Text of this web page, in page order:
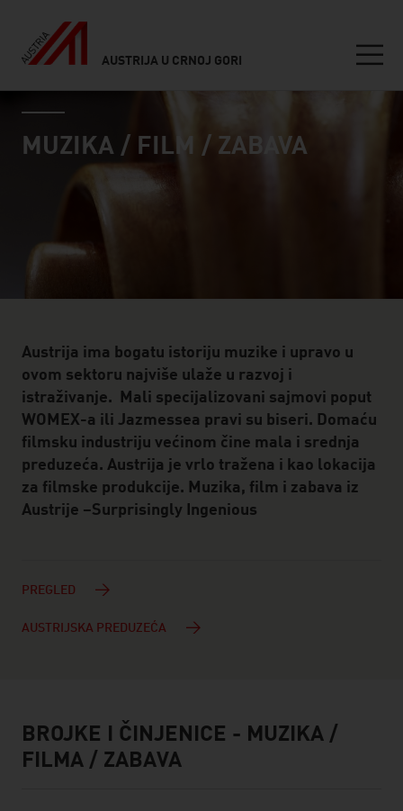
AUSTRIJA U CRNOJ GORI
Inhalt
industry page
MUZIKA / FILM / ZABAVA
Austrija ima bogatu istoriju muzike i upravo u
ovom sektoru najviše ulaže u razvoj i
istraživanje. Mali specijalizovani sajmovi poput
WOMEX-a ili Jazmessea pravi su biseri. Domaću
filmsku industriju većinom čine mala i srednja
preduzeća. Austrija je vrlo tražena i kao lokacija
za filmske produkcije. Muzika, film i zabava iz
Austrije –Surprisingly Ingenious
PREGLED
AUSTRIJSKA PREDUZEĆA
facts & figures
BROJKE I ČINJENICE - MUZIKA /
FILMA / ZABAVA